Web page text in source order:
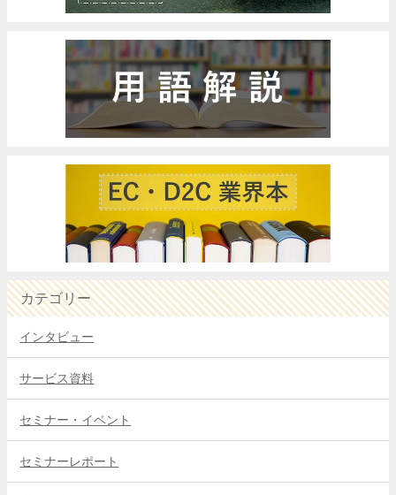
カテゴリー
インタビュー
サービス資料
セミナー・イベント
セミナーレポート